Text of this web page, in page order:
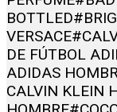
BOTTLED
VERSACE
DE FÚTBOL
ADIDAS
CALVIN KLEIN